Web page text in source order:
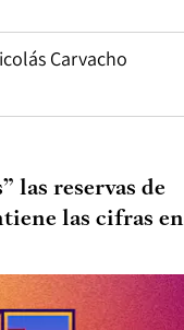
Carvacho
las reservas de
las cifras en